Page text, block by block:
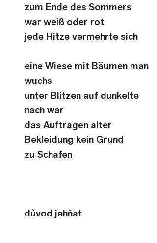
zum Ende des Sommers
war weiß oder rot
jede Hitze vermehrte sich
eine Wiese mit Bäumen man
wuchs
unter Blitzen auf dunkelte
nach war
das Auftragen alter
Bekleidung kein Grund
zu Schafen
důvod jehňat